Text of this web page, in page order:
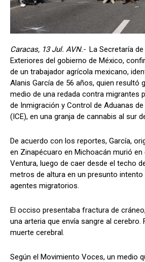
Caracas, 13 Jul. AVN.- La Secretaría
Exteriores del gobierno de México,
de un trabajador agrícola mexicano,
Alanis García de 56 años, quien resultó
medio de una redada contra migrantes
de Inmigración y Control de Aduanas
(ICE), en una granja de cannabis al sur
De acuerdo con los reportes, García,
en Zinapécuaro en Michoacán murió en
Ventura, luego de caer desde el techo
metros de altura en un presunto intento
agentes migratorios.
El occiso presentaba fractura de
una arteria que envía sangre al cerebro.
muerte cerebral.
Según el Movimiento Voces, un medio